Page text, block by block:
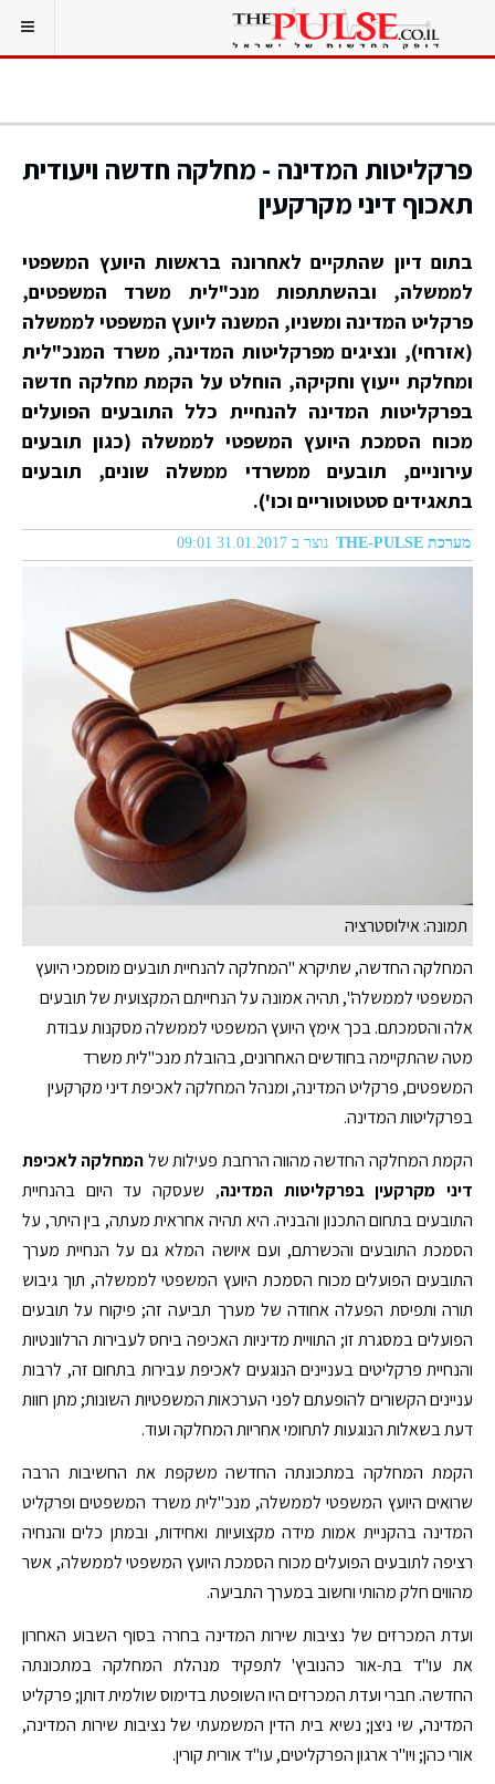
פרקליטות המדינה - מחלקה חדשה ויעודית
תאכוף דיני מקרקעין
בתום דיון שהתקיים לאחרונה בראשות היועץ המשפטי
לממשלה, ובהשתתפות מנכ"לית משרד המשפטים,
פרקליט המדינה ומשניו, המשנה ליועץ המשפטי לממשלה
(אזרחי), ונציגים מפרקליטות המדינה, משרד המנכ"לית
ומחלקת ייעוץ וחקיקה, הוחלט על הקמת מחלקה חדשה
בפרקליטות המדינה להנחיית כלל התובעים הפועלים
מכוח הסמכת היועץ המשפטי לממשלה (כגון תובעים
עירוניים, תובעים ממשרדי ממשלה שונים, תובעים
בתאגידים סטטוטוריים וכו').
מערכת THE-PULSE נוצר ב 31.01.2017 09:01
תמונה: אילוסטרציה
המחלקה החדשה, שתיקרא "המחלקה להנחיית תובעים מוסמכי היועץ
המשפטי לממשלה", תהיה אמונה על הנחייתם המקצועית של תובעים
אלה והסמכתם. בכך אימץ היועץ המשפטי לממשלה מסקנות עבודת
מטה שהתקיימה בחודשים האחרונים, בהובלת מנכ"לית משרד
המשפטים, פרקליט המדינה, ומנהל המחלקה לאכיפת דיני מקרקעין
בפרקליטות המדינה.
הקמת המחלקה החדשה מהווה הרחבת פעילות שלהמחלקה לאכיפת
דיני מקרקעין בפרקליטות המדינה, שעסקה עד היום בהנחיית
התובעים בתחום התכנון והבניה. היא תהיה אחראית מעתה, בין היתר, על
הסמכת התובעים והכשרתם, ועם איושה המלא גם על הנחיית מערך
התובעים הפועלים מכוח הסמכת היועץ המשפטי לממשלה, תוך גיבוש
תורה ותפיסת הפעלה אחודה של מערך תביעה זה; פיקוח על תובעים
הפועלים במסגרת זו; התוויית מדיניות האכיפה ביחס לעבירות הרלוונטיות
והנחיית פרקליטים בעניינים הנוגעים לאכיפת עבירות בתחום זה, לרבות
עניינים הקשורים להופעתם לפני הערכאות המשפטיות השונות; מתן חוות
דעת בשאלות הנוגעות לתחומי אחריות המחלקה ועוד.
הקמת המחלקה במתכונתה החדשה משקפת את החשיבות הרבה
שרואים היועץ המשפטי לממשלה, מנכ"לית משרד המשפטים ופרקליט
המדינה בהקניית אמות מידה מקצועיות ואחידות, ובמתן כלים והנחיה
רציפה לתובעים הפועלים מכוח הסמכת היועץ המשפטי לממשלה, אשר
מהווים חלק מהותי וחשוב במערך התביעה.
ועדת המכרזים של נציבות שירות המדינה בחרה בסוף השבוע האחרון
את עו"ד בת-אור כהנוביץ' לתפקיד מנהלת המחלקה במתכונתה
החדשה. חברי ועדת המכרזים היו השופטת בדימוס שולמית דותן; פרקליט
המדינה, שי ניצן; נשיא בית הדין המשמעתי של נציבות שירות המדינה,
אורי כהן; ויו"ר ארגון הפרקליטים, עו"ד אורית קורין.